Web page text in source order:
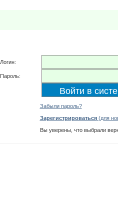
Логин:
Пароль:
Забыли пароль?
Зарегистрироваться(для
Вы уверены, что выбрали